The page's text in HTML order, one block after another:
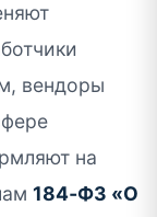
вендоры
на
184‑ФЗ «О